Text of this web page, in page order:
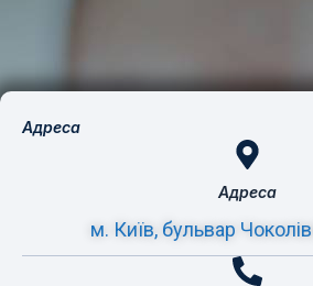
Адреса
Адреса
м. Київ, бульвар